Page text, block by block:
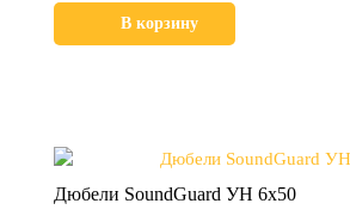
В корзину
Дюбели SoundGuard УН 6х50